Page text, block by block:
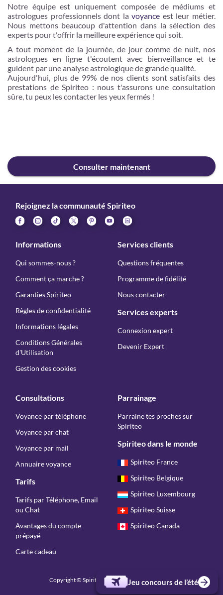
Notre équipe est uniquement composée de médiums et
astrologues professionnels dont lavoyance est leur métier.
Nous mettons beaucoup d'attention dans la sélection des
experts pour t'offrir la meilleure expérience qui soit.
A tout moment de la journée, de jour comme de nuit, nos
astrologues en ligne t'écoutent avec bienveillance et te
guident par une analyse astrologique de grande qualité.
Aujourd'hui, plus de 99% de nos clients sont satisfaits des
prestations de Spiriteo : nous t'assurons une consultation
sûre, tu peux les contacter les yeux fermés !
Consulter maintenant
Jeu concours de l’été
Rejoignez la communauté Spiriteo
Informations
Qui sommes-nous ?
Comment ça marche ?
Garanties Spiriteo
Règles de confidentialité
Informations légales
Conditions Générales
d'Utilisation
Gestion des cookies
Services clients
Questions fréquentes
Programme de fidélité
Nous contacter
Services experts
Connexion expert
Devenir Expert
Consultations
Voyance par téléphone
Voyance par chat
Voyance par mail
Annuaire voyance
Tarifs
Tarifs par Téléphone, Email
ou Chat
Avantages du compte
prépayé
Carte cadeau
Parrainage
Parraine tes proches sur
Spiriteo
Spiriteo dans le monde
Spiriteo France
Spiriteo Belgique
Spiriteo Luxembourg
Spiriteo Suisse
Spiriteo Canada
Copyright © Spiriteo 2026 - Tous droits réservés